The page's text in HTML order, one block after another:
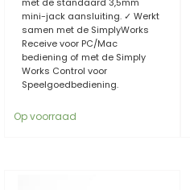
mini-jack aansluiting. ✓ Werkt
samen met de SimplyWorks
Receive voor PC/Mac
bediening of met de Simply
Works Control voor
Speelgoedbediening.
Op voorraad